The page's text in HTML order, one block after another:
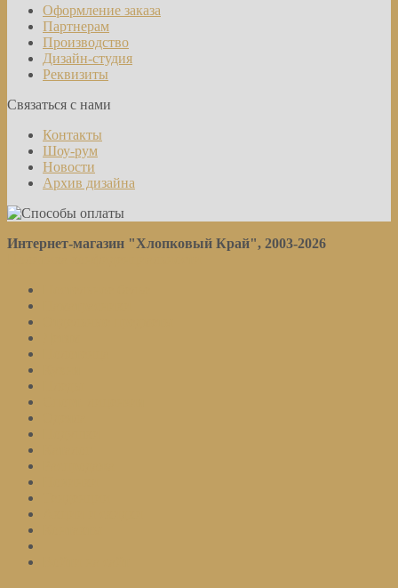
Оформление заказа
Партнерам
Производство
Дизайн-студия
Реквизиты
Связаться с нами
Контакты
Шоу-рум
Новости
Архив дизайна
Интернет-магазин "Хлопковый Край", 2003-2026